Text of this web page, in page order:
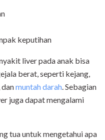
keputihan
liver pada anak bisa
berat, seperti kejang,
muntah darah . Sebagian
juga dapat mengalami
tua untuk mengetahui apa